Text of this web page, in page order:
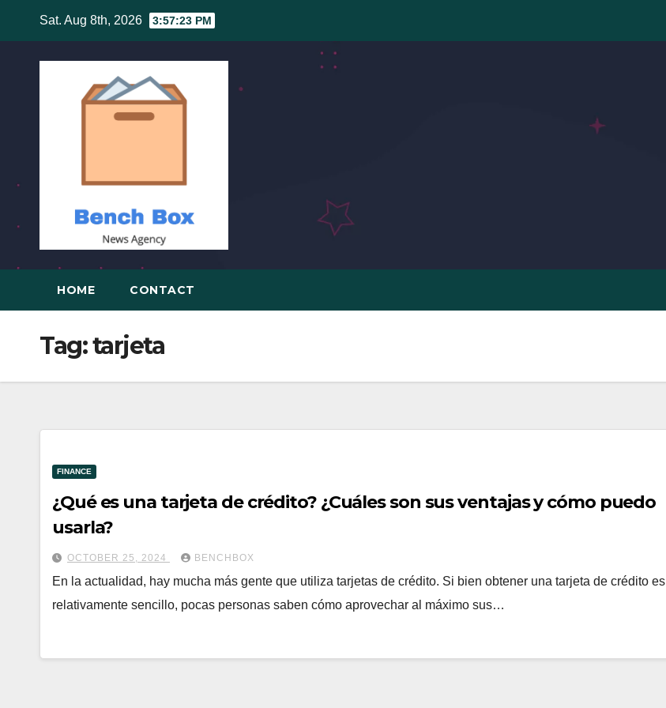
content
Sat. Aug 8th, 2026 3:57:24 PM
HOME CONTACT
Tag:tarjeta
FINANCE
¿Qué es una tarjeta de crédito? ¿Cuáles son sus ventajas y cómo puedo
usarla?
OCTOBER 25, 2024 BENCHBOX
En la actualidad, hay mucha más gente que utiliza tarjetas de crédito. Si bien obtener una tarjeta de crédito es
relativamente sencillo, pocas personas saben cómo aprovechar al máximo sus…